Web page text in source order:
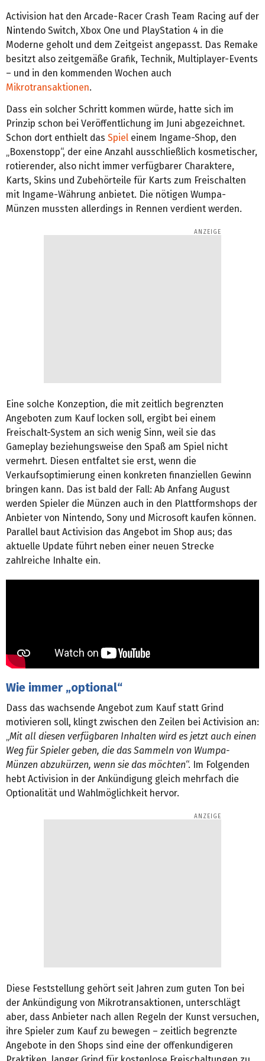
Activision hat den Arcade-Racer Crash Team Racing auf der
Nintendo Switch, Xbox One und PlayStation 4 in die
Moderne geholt und dem Zeitgeist angepasst. Das Remake
besitzt also zeitgemäße Grafik, Technik, Multiplayer-Events
– und in den kommenden Wochen auch
Mikrotransaktionen.
Dass ein solcher Schritt kommen würde, hatte sich im
Prinzip schon bei Veröffentlichung im Juni abgezeichnet.
Schon dort enthielt das Spiel einem Ingame-Shop, den
„Boxenstopp“, der eine Anzahl ausschließlich kosmetischer,
rotierender, also nicht immer verfügbarer Charaktere,
Karts, Skins und Zubehörteile für Karts zum Freischalten
mit Ingame-Währung anbietet. Die nötigen Wumpa-
Münzen mussten allerdings in Rennen verdient werden.
Eine solche Konzeption, die mit zeitlich begrenzten
Angeboten zum Kauf locken soll, ergibt bei einem
Freischalt-System an sich wenig Sinn, weil sie das
Gameplay beziehungsweise den Spaß am Spiel nicht
vermehrt. Diesen entfaltet sie erst, wenn die
Verkaufsoptimierung einen konkreten finanziellen Gewinn
bringen kann. Das ist bald der Fall: Ab Anfang August
werden Spieler die Münzen auch in den Plattformshops der
Anbieter von Nintendo, Sony und Microsoft kaufen können.
Parallel baut Activision das Angebot im Shop aus; das
aktuelle Update führt neben einer neuen Strecke
zahlreiche Inhalte ein.
Wie immer „optional“
Dass das wachsende Angebot zum Kauf statt Grind
motivieren soll, klingt zwischen den Zeilen bei Activision an:
Mit all diesen verfügbaren Inhalten wird es jetzt auch einen
Weg für Spieler geben, die das Sammeln von Wumpa-
Münzen abzukürzen, wenn sie das möchten“. Im Folgenden
hebt Activision in der Ankündigung gleich mehrfach die
Optionalität und Wahlmöglichkeit hervor.
Diese Feststellung gehört seit Jahren zum guten Ton bei
der Ankündigung von Mikrotransaktionen, unterschlägt
aber, dass Anbieter nach allen Regeln der Kunst versuchen,
ihre Spieler zum Kauf zu bewegen – zeitlich begrenzte
Angebote in den Shops sind eine der offenkundigeren